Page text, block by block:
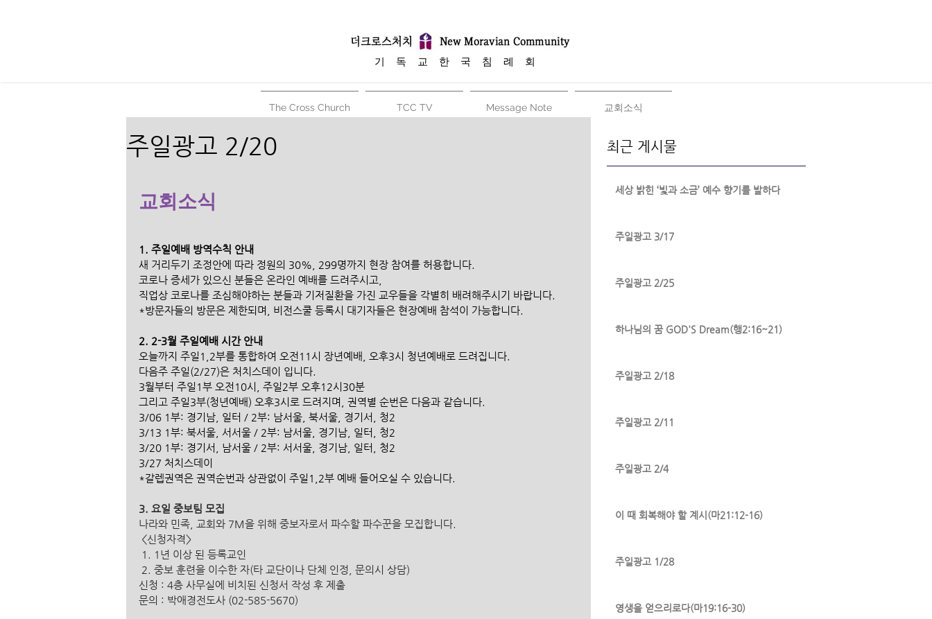
​기 독 교 한 국 침 례 회
The Cross Church TCC TV Message Note 교회소식
주일광고 2/20
교회소식
1. 주일예배 방역수칙 안내
새 거리두기 조정안에 따라 정원의 30%, 299명까지 현장 참여를 허용합니다.
코로나 증세가 있으신 분들은 온라인 예배를 드려주시고,
직업상 코로나를 조심해야하는 분들과 기저질환을 가진 교우들을 각별히 배려해주시기 바랍니다.
*방문자들의 방문은 제한되며, 비전스쿨 등록시 대기자들은 현장예배 참석이 가능합니다.
2. 2-3월 주일예배 시간 안내
오늘까지 주일1,2부를 통합하여 오전11시 장년예배, 오후3시 청년예배로 드려집니다.
다음주 주일(2/27)은 처치스데이 입니다.
3월부터 주일1부 오전10시, 주일2부 오후12시30분
그리고 주일3부(청년예배) 오후3시로 드려지며, 권역별 순번은 다음과 같습니다.
3/06 1부: 경기남, 일터 / 2부: 남서울, 북서울, 경기서, 청2
3/13 1부: 북서울, 서서울 / 2부: 남서울, 경기남, 일터, 청2
3/20 1부: 경기서, 남서울 / 2부: 서서울, 경기남, 일터, 청2
3/27 처치스데이
*갈렙권역은 권역순번과 상관없이 주일1,2부 예배 들어오실 수 있습니다.
3. 요일 중보팀 모집
나라와 민족, 교회와 7M을 위해 중보자로서 파수할 파수꾼을 모집합니다.
<신청자격>
1. 1년 이상 된 등록교인
2. 중보 훈련을 이수한 자(타 교단이나 단체 인정, 문의시 상담)
신청 : 4층 사무실에 비치된 신청서 작성 후 제출
문의 : 박애경전도사 (02-585-5670)
최근 게시물
세상 밝힌 ‘빛과 소금’ 예수 향기를 발하다
주일광고 3/17
주일광고 2/25
하나님의 꿈 GOD'S Dream(행2:16~21)
주일광고 2/18
주일광고 2/11
주일광고 2/4
이 때 회복해야 할 계시(마21:12-16)
주일광고 1/28
영생을 얻으리로다(마19:16-30)